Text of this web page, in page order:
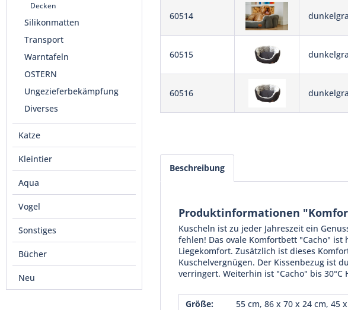
Decken
Silikonmatten
Transport
Warntafeln
OSTERN
Ungezieferbekämpfung
Diverses
Katze
Kleintier
Aqua
Vogel
Sonstiges
Bücher
Neu
60514
60515
60516
Beschreibung
Produktinformationen
Kuscheln ist zu jeder Jahreszeit ein
fehlen! Das ovale Komfortbett "Cacho"
Liegekomfort. Zusätzlich ist dieses
Kuschelvergnügen. Der Kissenbezug ist
verringert. Weiterhin ist "Cacho" bis 30°C
Größe:
55 cm, 86 x 70 x 24 cm, 45